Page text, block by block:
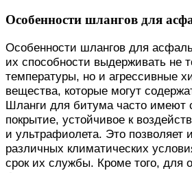
Особенности шлангов для
Особенности шлангов для
их способности выдерживать не
температуры, но и агрессивные
вещества, которые могут
Шланги для битума часто имеют
покрытие, устойчивое к
и ультрафиолета. Это позволяет
различных климатических
срок их службы. Кроме того, для